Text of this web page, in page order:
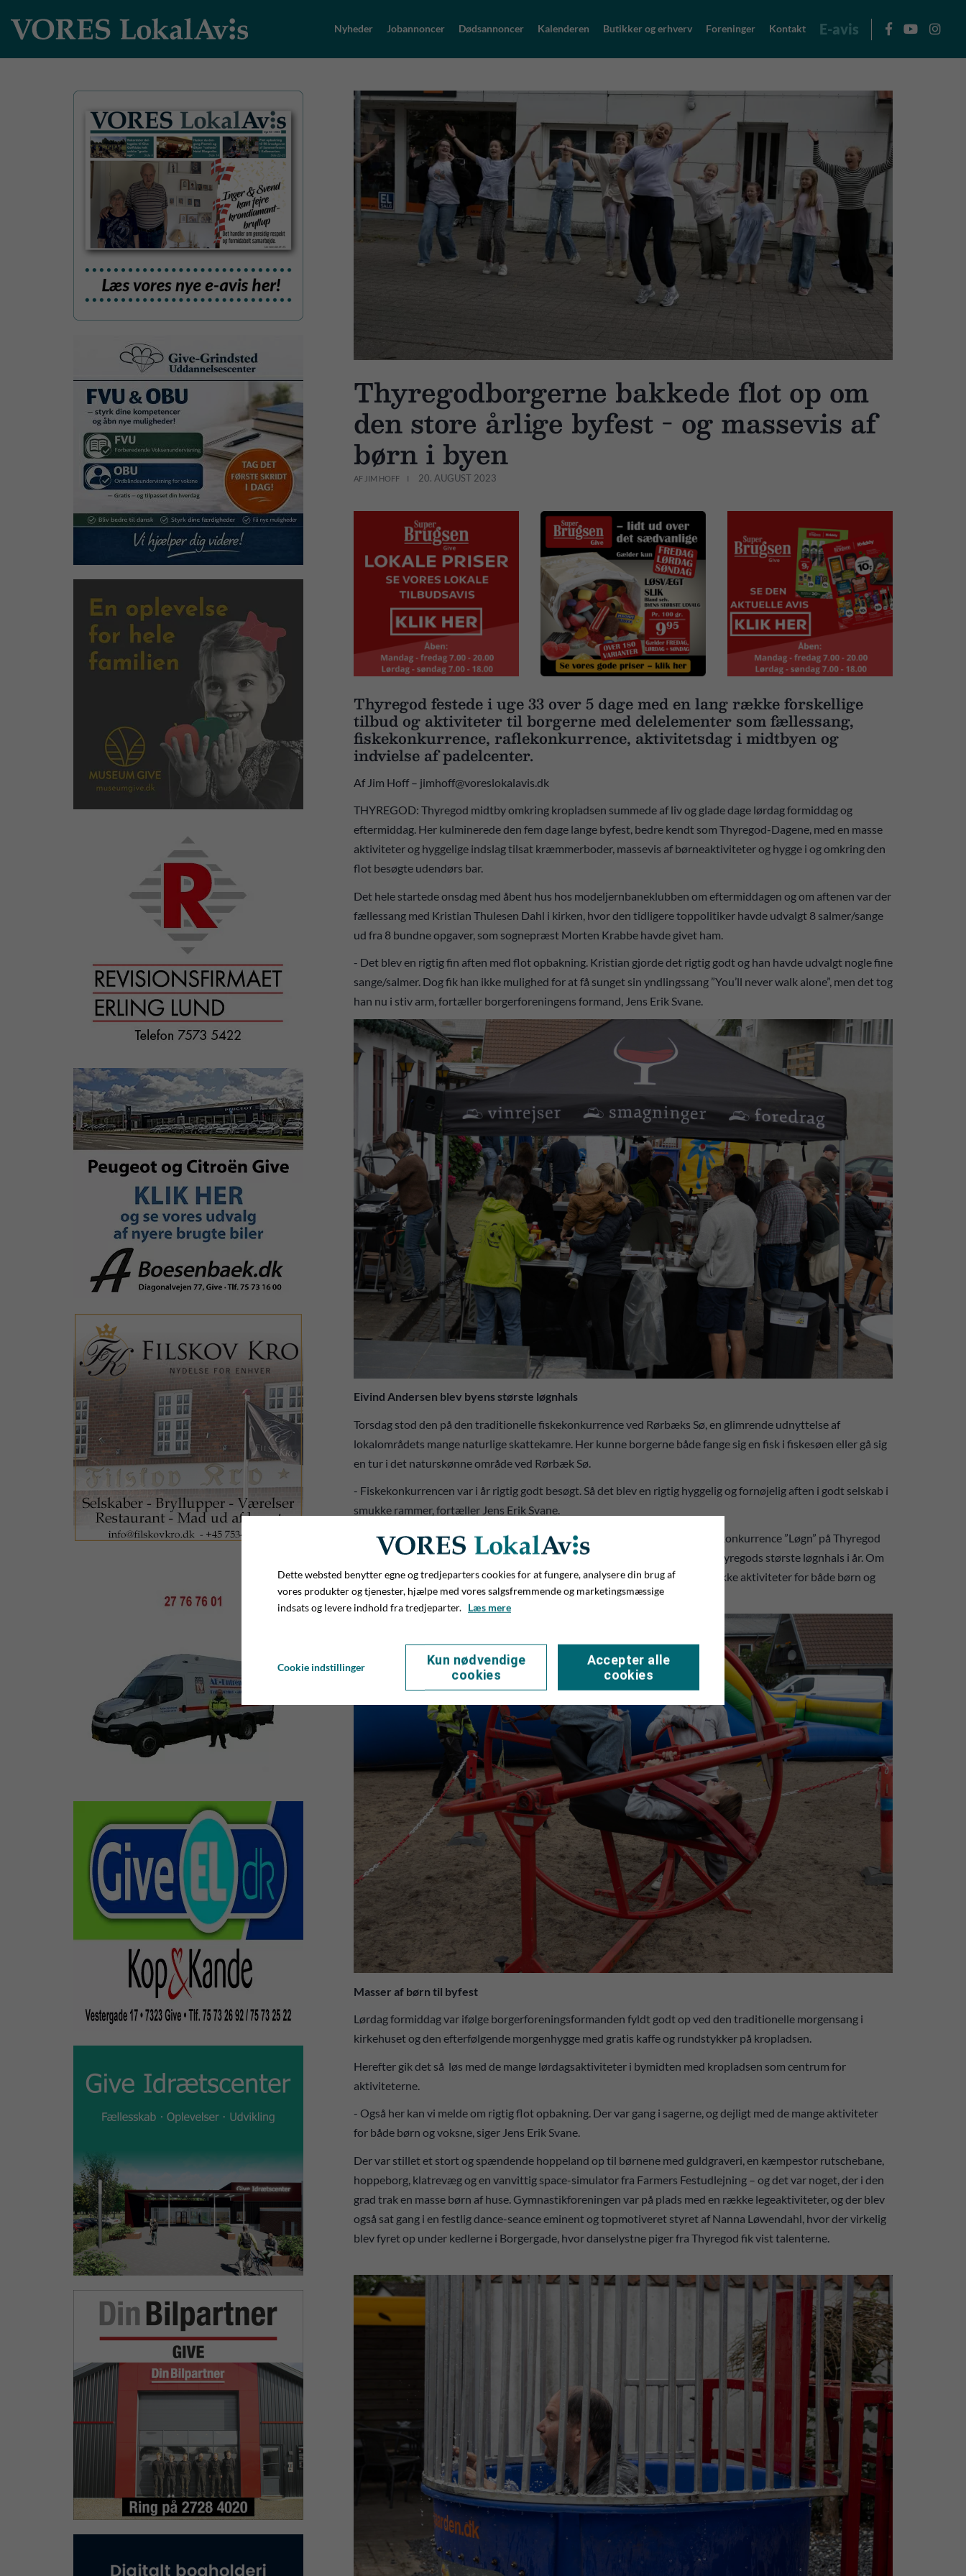
Nyheder Jobannoncer Dødsannoncer Kalenderen Butikker og erhverv Foreninger Kontakt E-avis
Thyregodborgerne bakkede flot op om
den store årlige byfest - og massevis af
børn i byen
AF JIM HOFF 20. AUGUST 2023
Thyregod festede i uge 33 over 5 dage med en lang række forskellige
tilbud og aktiviteter til borgerne med delelementer som fællessang,
fiskekonkurrence, raflekonkurrence, aktivitetsdag i midtbyen og
indvielse af padelcenter.
Af Jim Hoff – jimhoff@voreslokalavis.dk
THYREGOD: Thyregod midtby omkring kropladsen summede af liv og glade dage lørdag formiddag og
eftermiddag. Her kulminerede den fem dage lange byfest, bedre kendt som Thyregod-Dagene, med en masse
aktiviteter og hyggelige indslag tilsat kræmmerboder, massevis af børneaktiviteter og hygge i og omkring den
flot besøgte udendørs bar.
Det hele startede onsdag med åbent hus hos modeljernbaneklubben om eftermiddagen og om aftenen var der
fællessang med Kristian Thulesen Dahl i kirken, hvor den tidligere toppolitiker havde udvalgt 8 salmer/sange
ud fra 8 bundne opgaver, som sognepræst Morten Krabbe havde givet ham.
- Det blev en rigtig fin aften med flot opbakning. Kristian gjorde det rigtig godt og han havde udvalgt nogle fine
sange/salmer. Dog fik han ikke mulighed for at få sunget sin yndlingssang ”You’ll never walk alone”, men det tog
han nu i stiv arm, fortæller borgerforeningens formand, Jens Erik Svane.
Eivind Andersen blev byens største løgnhals
Torsdag stod den på den traditionelle fiskekonkurrence ved Rørbæks Sø, en glimrende udnyttelse af
lokalområdets mange naturlige skattekamre. Her kunne borgerne både fange sig en fisk i fiskesøen eller gå sig
en tur i det naturskønne område ved Rørbæk Sø.
- Fiskekonkurrencen var i år rigtig godt besøgt. Så det blev en rigtig hyggelig og fornøjelig aften i godt selskab i
smukke rammer, fortæller Jens Erik Svane.
Han kan også oplyse, at der var tilmeldt hele 44 deltagere til den store raflekonkurrence ”Løgn” på Thyregod
Kro fredag aften – og at det blev Ejvind Andersen, der løb med titlen som Thyregods største løgnhals i år. Om
eftermiddagen havde Plejecenter Sandbjerg holdt åben hus med en lang række aktiviteter for både børn og
voksne.
Masser af børn til byfest
Lørdag formiddag var ifølge borgerforeningsformanden fyldt godt op ved den traditionelle morgensang i
kirkehuset og den efterfølgende morgenhygge med gratis kaffe og rundstykker på kropladsen.
Herefter gik det så løs med de mange lørdagsaktiviteter i bymidten med kropladsen som centrum for
aktiviteterne.
- Også her kan vi melde om rigtig flot opbakning. Der var gang i sagerne, og dejligt med de mange aktiviteter
for både børn og voksne, siger Jens Erik Svane.
Der var stillet et stort og spændende hoppeland op til børnene med guldgraveri, en kæmpestor rutschebane,
hoppeborg, klatrevæg og en vanvittig space-simulator fra Farmers Festudlejning – og det var noget, der i den
grad trak en masse børn af huse. Gymnastikforeningen var på plads med en række legeaktiviteter, og der blev
også sat gang i en festlig dance-seance eminent og topmotiveret styret af Nanna Løwendahl, hvor der virkelig
blev fyret op under kedlerne i Borgergade, hvor danselystne piger fra Thyregod fik vist talenterne.
Dette websted benytter egne og tredjeparters cookies for at fungere, analysere din brug af
vores produkter og tjenester, hjælpe med vores salgsfremmende og marketingsmæssige
indsats og levere indhold fra tredjeparter. Læs mere
Cookie indstillinger
Kun nødvendige
cookies
Accepter alle
cookies